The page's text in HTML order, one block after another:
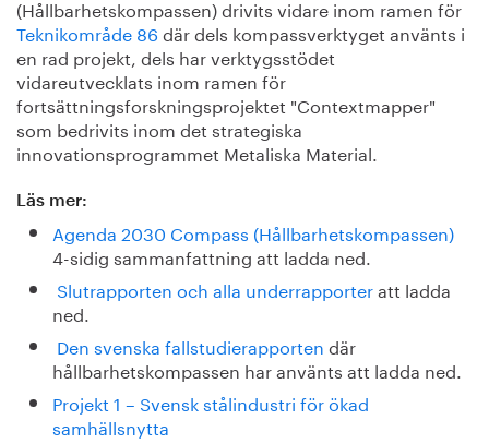
(Hållbarhetskompassen) drivits vidare inom ramen för
Teknikområde 86där dels kompassverktyget använts i
en rad projekt, dels har verktygsstödet
vidareutvecklats inom ramen för
fortsättningsforskningsprojektet "Contextmapper"
som bedrivits inom det strategiska
innovationsprogrammet Metaliska Material.
Läs mer:
Agenda 2030 Compass (Hållbarhetskompassen)
4-sidig sammanfattning att ladda ned.
Slutrapporten och alla underrapporteratt ladda
ned.
Den svenska fallstudierapporten där
hållbarhetskompassen har använts att ladda ned.
Projekt 1 – Svensk stålindustri för ökad
samhällsnytta